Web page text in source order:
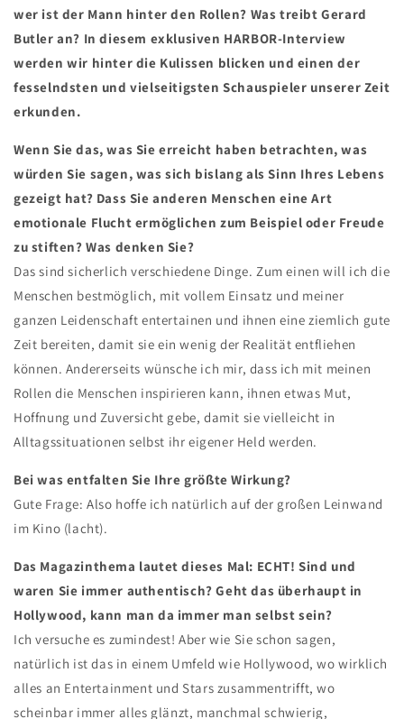
wer ist der Mann hinter den Rollen? Was treibt Gerard
Butler an? In diesem exklusiven HARBOR-Interview
werden wir hinter die Kulissen blicken und einen der
fesselndsten und vielseitigsten Schauspieler unserer Zeit
erkunden.
Wenn Sie das, was Sie erreicht haben betrachten, was
würden Sie sagen, was sich bislang als Sinn Ihres Lebens
gezeigt hat? Dass Sie anderen Menschen eine Art
emotionale Flucht ermöglichen zum Beispiel oder Freude
zu stiften? Was denken Sie?
Das sind sicherlich verschiedene Dinge. Zum einen will ich die
Menschen bestmöglich, mit vollem Einsatz und meiner
ganzen Leidenschaft entertainen und ihnen eine ziemlich gute
Zeit bereiten, damit sie ein wenig der Realität entfliehen
können. Andererseits wünsche ich mir, dass ich mit meinen
Rollen die Menschen inspirieren kann, ihnen etwas Mut,
Hoffnung und Zuversicht gebe, damit sie vielleicht in
Alltagssituationen selbst ihr eigener Held werden.
Bei was entfalten Sie Ihre größte Wirkung?
Gute Frage: Also hoffe ich natürlich auf der großen Leinwand
im Kino (lacht).
Das Magazinthema lautet dieses Mal: ECHT! Sind und
waren Sie immer authentisch? Geht das überhaupt in
Hollywood, kann man da immer man selbst sein?
Ich versuche es zumindest! Aber wie Sie schon sagen,
natürlich ist das in einem Umfeld wie Hollywood, wo wirklich
alles an Entertainment und Stars zusammentrifft, wo
scheinbar immer alles glänzt, manchmal schwierig,